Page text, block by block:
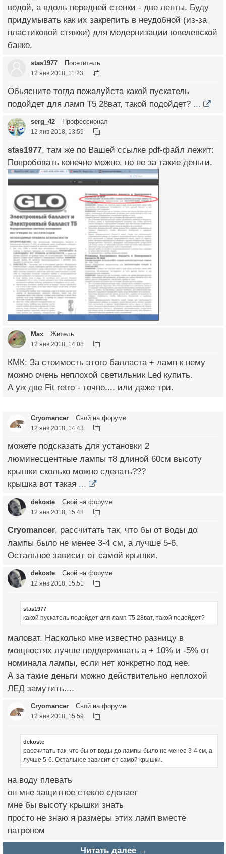
водой, а вдоль передней стенки - две ленты. Буду
придумывать как их закрепить в неудобной (из-за
пластиковой стяжки) для модернизации ювелевской
банке.
stas1977 Посетитель
12 янв 2018, 11:23
Обьясните тогда пожалуйста какой пускатель
подойдет для ламп T5 28ват, такой подойдет? ...
serg_42 Профессионал
12 янв 2018, 13:59
stas1977, там же по Вашей ссылке pdf-файл лежит:
Попробовать конечно можно, но не за такие деньги.
Max Житель
12 янв 2018, 14:08
КМК: За стоимость этого балласта + ламп к нему
можно очень неплохой светильник Led купить.
А уж две Fit retro - точно..., или даже три.
Cryomancer Свой на форуме
12 янв 2018, 14:43
можете подсказать для установки 2
люминесцентные лампы т8 длиной 60см высоту
крышки сколько можно сделать???
крышка вот такая ...
dekoste Свой на форуме
12 янв 2018, 15:48
Cryomancer, рассчитать так, что бы от воды до
лампы было не менее 3-4 см, а лучше 5-6.
Остальное зависит от самой крышки.
dekoste Свой на форуме
12 янв 2018, 15:51
stas1977
какой пускатель подойдет для ламп T5 28ват, такой подойдет?
маловат. Насколько мне известно разницу в
мощностях лучше поддерживать а + 10% и -5% от
номинала лампы, если нет конкретно под нее.
А за такие деньги можно действительно неплохой
ЛЕД замутить....
Cryomancer Свой на форуме
12 янв 2018, 15:59
dekoste
рассчитать так, что бы от воды до лампы было не менее 3-4 см, а
лучше 5-6. Остальное зависит от самой крышки.
на воду плевать
он мне защитное стекло сделает
мне бы высоту крышки знать
просто не знаю я размеры этих ламп вместе
патроном
Читать далее →